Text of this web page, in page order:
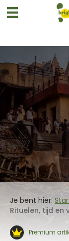
Je bent hier:
Rituelen, tijd en
Premium